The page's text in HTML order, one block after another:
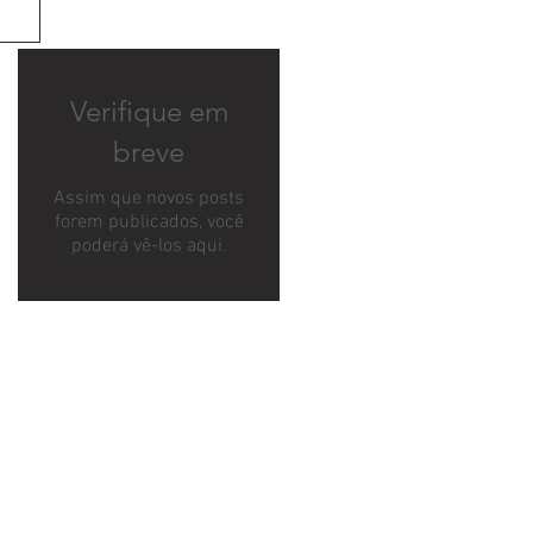
Verifique em
breve
Assim que novos posts
forem publicados, você
poderá vê-los aqui.